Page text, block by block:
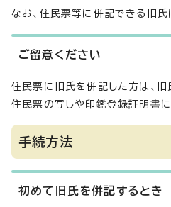
なお、住民票等に併記できる旧氏
ご留意ください
住民票に旧氏を併記した方は、
住民票の写しや印鑑登録証明書に
手続方法
初めて旧氏を併記するとき